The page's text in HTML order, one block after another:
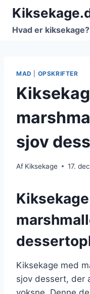
Fortsæt
indhold
Hvad er kiksekage?
MAD OPSKRIFTER
sjov
Af Kiksekage 17.
Kiksekage med
sjov dessert, der